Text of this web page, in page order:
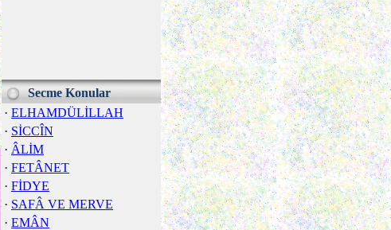
Secme Konular
· ELHAMDÜLİLLAH
· SİCCÎN
· ÂLİM
· FETÂNET
· FİDYE
· SAFÂ VE MERVE
· EMÂN